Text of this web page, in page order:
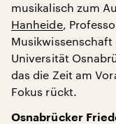
musikalisch zum
Hanheide,
Universität
das die Zeit am
Fokus rückt.
Osnabrücker